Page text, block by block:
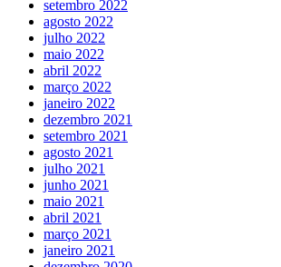
setembro 2022
agosto 2022
julho 2022
maio 2022
abril 2022
março 2022
janeiro 2022
dezembro 2021
setembro 2021
agosto 2021
julho 2021
junho 2021
maio 2021
abril 2021
março 2021
janeiro 2021